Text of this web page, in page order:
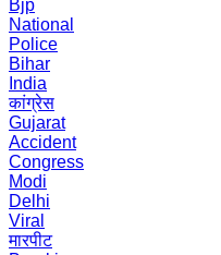
Bjp
National
Police
Bihar
India
कांग्रेस
Gujarat
Accident
Congress
Modi
Delhi
Viral
मारपीट